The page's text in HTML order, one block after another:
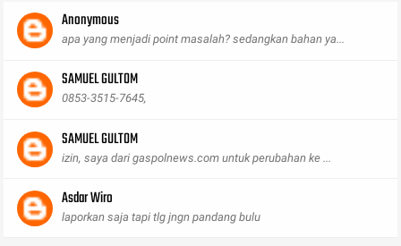
Anonymous
apa yang menjadi point masalah? sedangkan bahan ya...
SAMUEL GULTOM
0853-3515-7645,
SAMUEL GULTOM
izin, saya dari gaspolnews.com untuk perubahan ke ...
Asdar Wiro
laporkan saja tapi tlg jngn pandang bulu